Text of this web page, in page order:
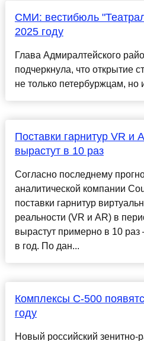
СМИ: вестибюль
2025 году
Глава Адмиралтейского
подчеркнула, что открытие
не только петербуржцам, но
Поставки гарнитур VR и
вырастут в 10 раз
Согласно последнему
аналитической компании
поставки гарнитур
реальности (VR и AR) в
вырастут примерно в 10
в год. По дан...
Комплексы С-500
году
Новый российский зенитно-